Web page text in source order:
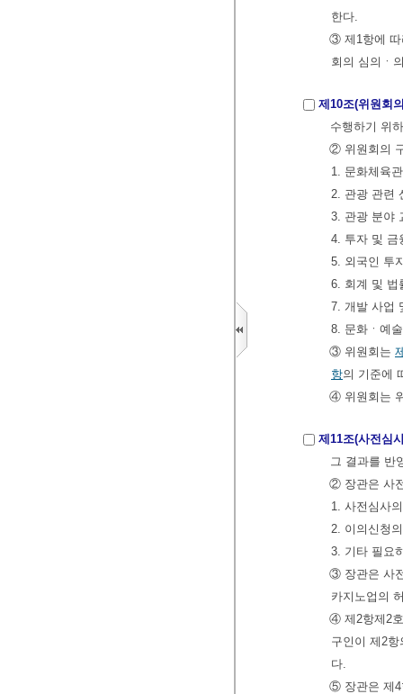
한다.
③ 제1항에 따
회의 심의ㆍ
제10조(위원회
수행하기 위
② 위원회의
1. 문화체육
2. 관광 관련
3. 관광 분야
4. 투자 및 금
5. 외국인 투
6. 회계 및
7. 개발 사업
8. 문화ㆍ예
③ 위원회는
항의 기준에
④ 위원회는
제11조(사전심
그 결과를 반
② 장관은 사
1. 사전심사
2. 이의신청
3. 기타 필요
③ 장관은 사
카지노업의
④ 제2항제2
구인이 제2
다.
⑤ 장관은 제4